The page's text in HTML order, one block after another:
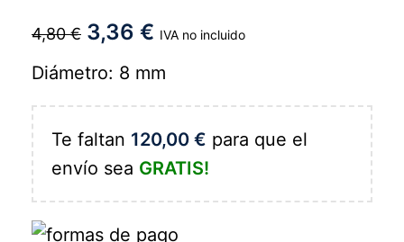
4,80€ 3,36 € IVA no incluido
Diámetro: 8 mm
Te faltan 120,00 € para que el
envío sea GRATIS!